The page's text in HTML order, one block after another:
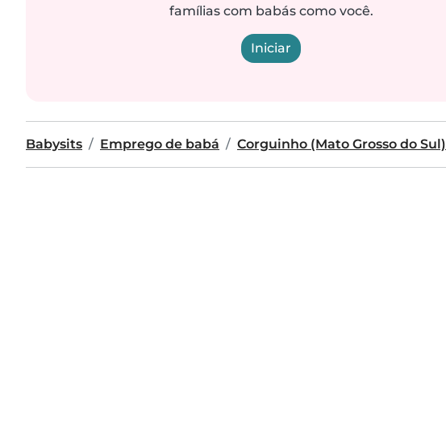
famílias com babás como você.
Iniciar
Babysits Emprego de babá Corguinho (Mato Grosso do Sul)